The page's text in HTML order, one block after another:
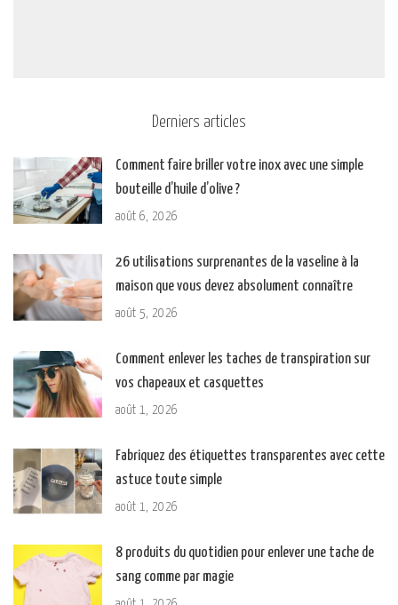
Derniers articles
Comment faire briller votre inox avec une simple
bouteille d’huile d’olive ?
août 6, 2026
26 utilisations surprenantes de la vaseline à la
maison que vous devez absolument connaître
août 5, 2026
Comment enlever les taches de transpiration sur
vos chapeaux et casquettes
août 1, 2026
Fabriquez des étiquettes transparentes avec cette
astuce toute simple
août 1, 2026
8 produits du quotidien pour enlever une tache de
sang comme par magie